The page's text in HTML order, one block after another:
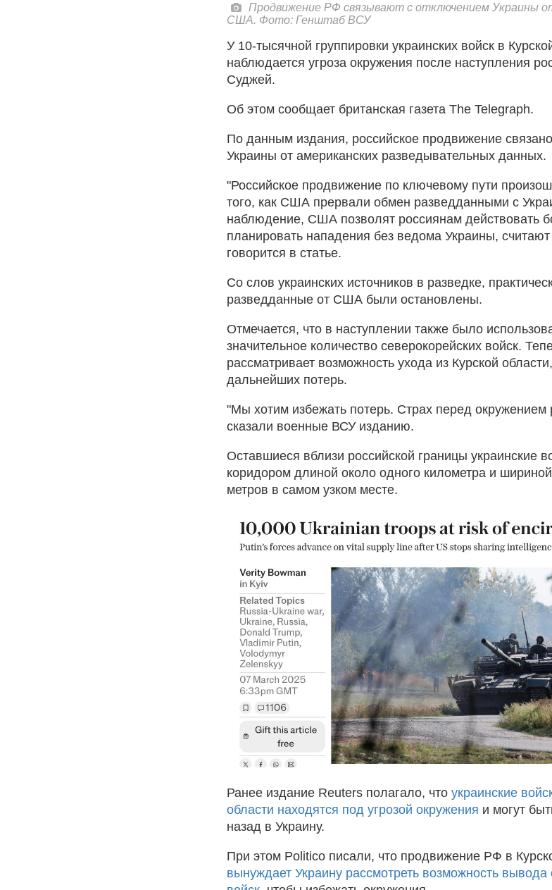
Продвижение РФ связывают с отключением Украины
США. Фото: Генштаб ВСУ
У 10-тысячной группировки украинских войск в
наблюдается угроза окружения после наступления
Суджей.
Об этом сообщает британская газета The Telegraph.
По данным издания, российское продвижение
Украины от американских разведывательных данных.
"Российское продвижение по ключевому пути
того, как США прервали обмен разведданными с
наблюдение, США позволят россиянам действовать
планировать нападения без ведома Украины,
говорится в статье.
Со слов украинских источников в разведке,
разведданные от США были остановлены.
Отмечается, что в наступлении также было
значительное количество северокорейских войск.
рассматривает возможность ухода из Курской
дальнейших потерь.
"Мы хотим избежать потерь. Страх перед окружением
сказали военные ВСУ изданию.
Оставшиеся вблизи российской границы украинские
коридором длиной около одного километра и
метров в самом узком месте.
Ранее издание Reuters полагало, что украинские
области находятся под угрозой окружения и могут
назад в Украину.
При этом Politico писали, что продвижение РФ в
вынуждает Украину рассмотреть возможность вывода